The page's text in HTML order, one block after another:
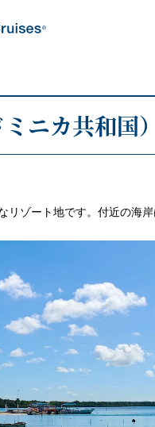
ニカ共和国）
ゾート地です。付近の海